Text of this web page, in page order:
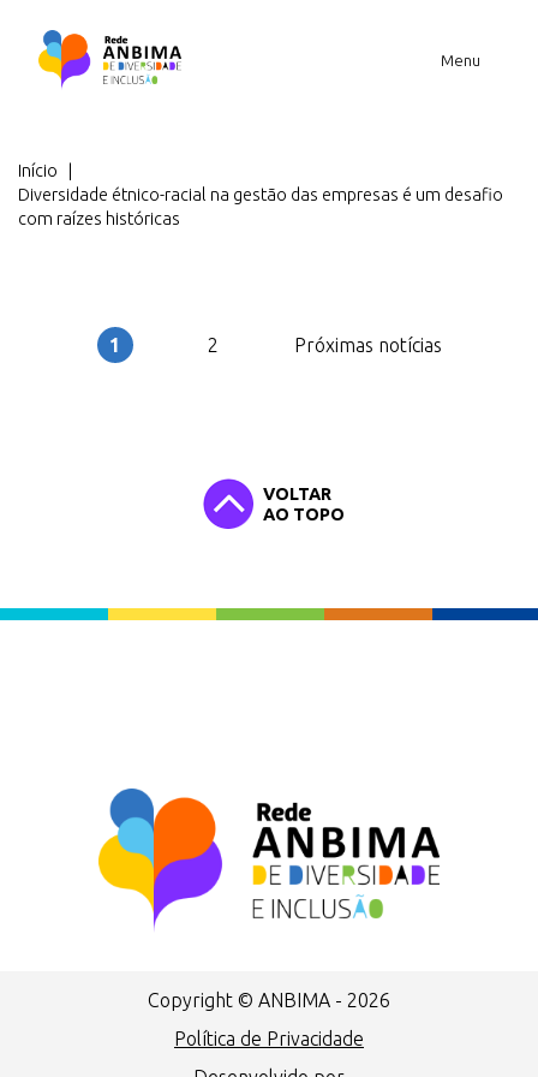
Menu
Você está em
Início
Diversidade étnico-racial na gestão das empresas é um desafio
com raízes históricas
Página
1
Página
2 Próximas notícias
VOLTAR
AO TOPO
Copyright © ANBIMA - 2026
Política de Privacidade